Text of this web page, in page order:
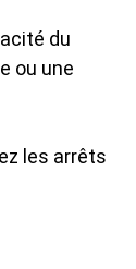
du
ou une
les arrêts